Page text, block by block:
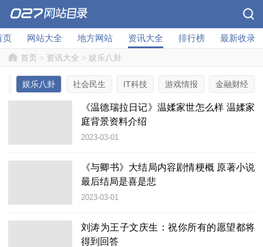
页 网站大全 地方网站 资讯大全 排行榜 最新收录
首页 > 资讯大全 > 娱乐八卦
娱乐八卦 社会民生 IT科技 游戏情报 金融财经
《温德瑞拉日记》温媃家世怎么样 温媃家
庭背景资料介绍
2023-03-01
《与卿书》大结局内容剧情梗概 原著小说
最后结局是喜是悲
2023-03-01
刘涛为王子文庆生：祝你所有的愿望都将
得到回答